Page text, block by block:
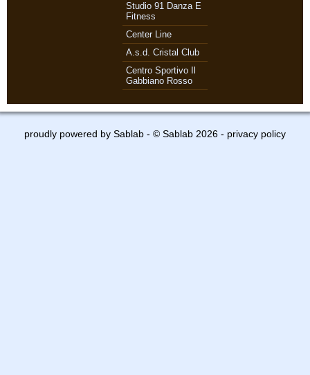
Studio 91 Danza E
Fitness
Center Line
A.s.d. Cristal Club
Centro Sportivo Il
Gabbiano Rosso
proudly powered by Sablab - © Sablab 2026 - privacy policy